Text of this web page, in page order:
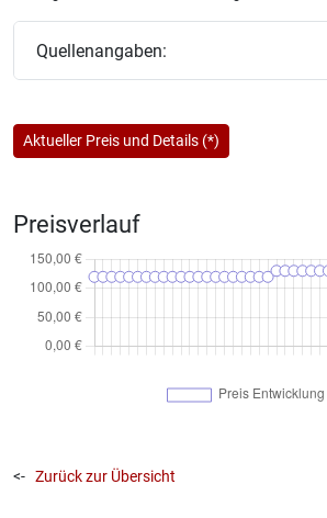
Quellenangaben:
Aktueller Preis und Details (*)
Preisverlauf
<- Zurück zur Übersicht